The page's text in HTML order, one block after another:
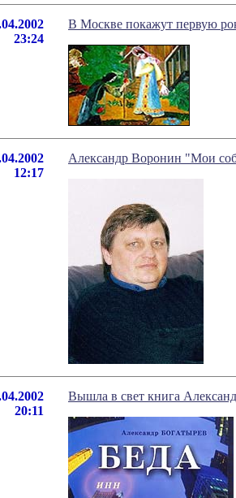
23:24
В Москве покажут первую
12:17
Александр Воронин "Мои
20:11
Вышла в свет книга